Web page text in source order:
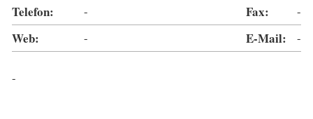
Telefon: - Fax: -
Web: - E-Mail: -
-